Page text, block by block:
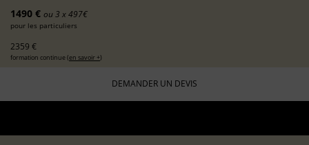
1490 € ou 3 x 497€
pour les particuliers
2359 €
formation continue (en savoir +)
DEMANDER UN DEVIS